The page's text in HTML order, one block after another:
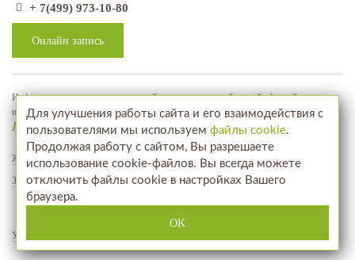
+ 7(499) 973-10-80
Онлайн запись
Информация, представленная на сайте, не является публичной офертой, а
используется в качестве рекламно-информационных материалов
Лицензия № ЛО-77-01-018071
Жалобы и предложения
Запись на прием
Услуги
Для улучшения работы сайта и его взаимодействия с
пользователями мы используем файлы cookie.
Продолжая работу с сайтом, Вы разрешаете
использование cookie-файлов. Вы всегда можете
отключить файлы cookie в настройках Вашего
браузера.
OK